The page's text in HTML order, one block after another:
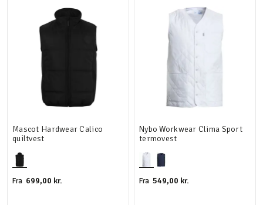
Mascot Hardwear Calico
quiltvest
Fra 699,00 kr.
Nybo Workwear Clima Sport
termovest
Fra 549,00 kr.